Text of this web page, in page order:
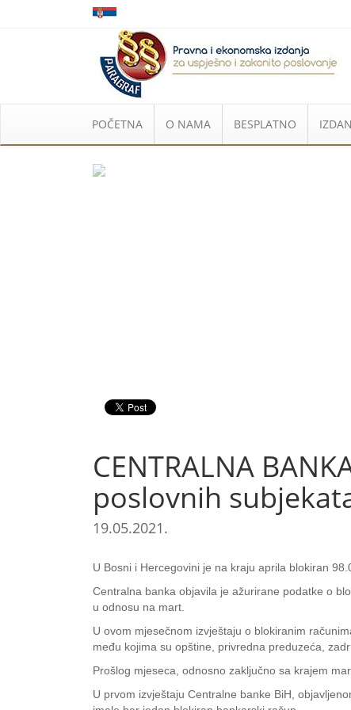
POČETNA O NAMA BESPLATNO
CENTRALNA
poslovnih
19.05.2021.
U Bosni i Hercegovini je na kraju aprila blokiran
Centralna banka objavila je ažurirane podatke o
u odnosu na mart.
U ovom mjesečnom izvještaju o blokiranim
među kojima su opštine, privredna preduzeća,
Prošlog mjeseca, odnosno zaključno sa krajem
U prvom izvještaju Centralne banke BiH,